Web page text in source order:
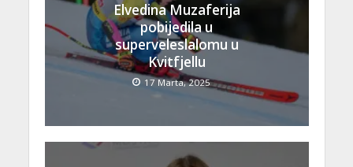
Elvedina Muzaferija
pobijedila u
superveleslalomu u
Kvitfjellu
17 Marta, 2025